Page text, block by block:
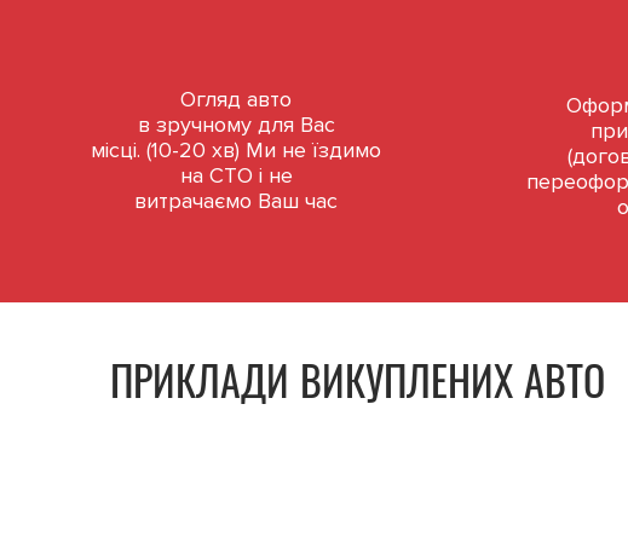
Огляд авто
в зручному для Вас
місці. (10-20 хв) Ми не їздимо
на СТО і не
витрачаємо Ваш час
ПРИКЛАДИ ВИКУПЛЕНИХ АВТО